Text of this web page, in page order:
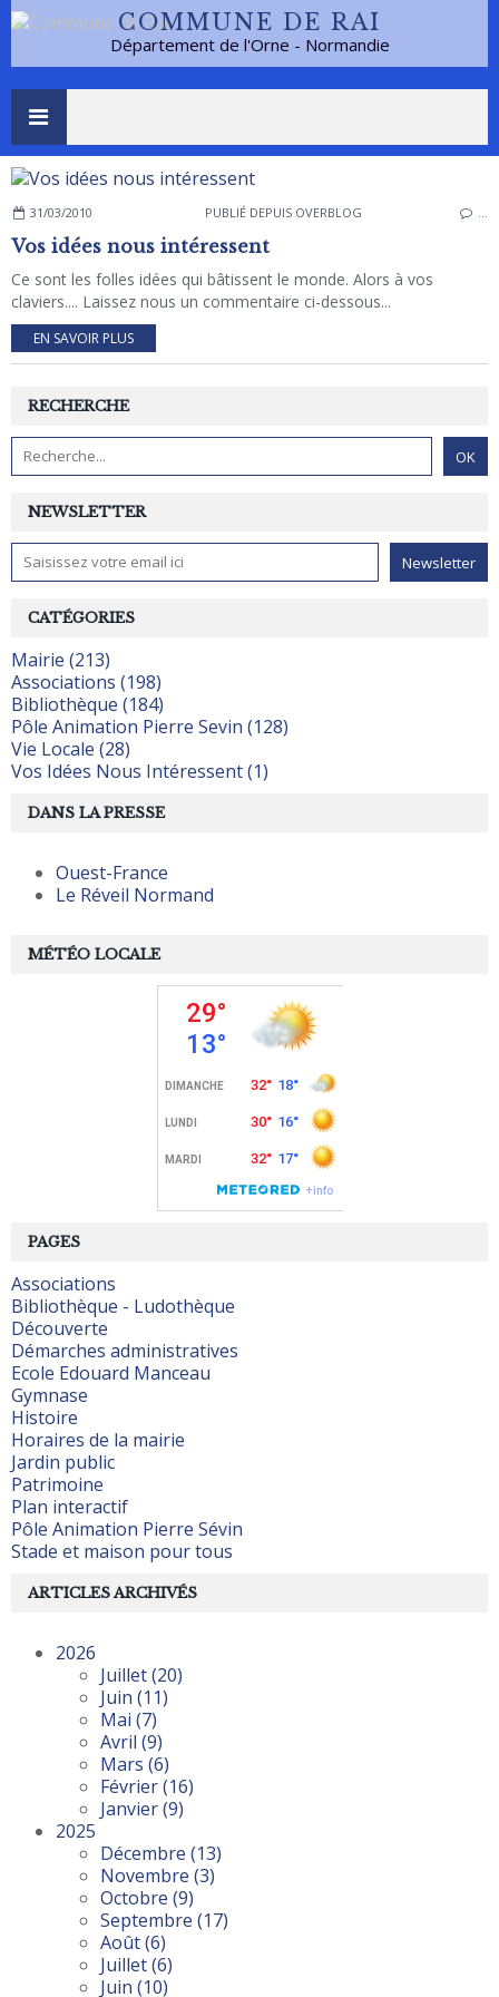
COMMUNE DE RAI
Département de l'Orne - Normandie
31/03/2010 PUBLIÉ DEPUIS OVERBLOG …
Vos idées nous intéressent
Ce sont les folles idées qui bâtissent le monde. Alors à vos
claviers.... Laissez nous un commentaire ci-dessous...
EN SAVOIR PLUS
NEWSLETTER
RECHERCHE
PAGES
Associations
Bibliothèque - Ludothèque
Découverte
Démarches administratives
Ecole Edouard Manceau
Gymnase
Histoire
Horaires de la mairie
Jardin public
Patrimoine
Plan interactif
Pôle Animation Pierre Sévin
Stade et maison pour tous
CATÉGORIES
Mairie (213)
Associations (198)
Bibliothèque (184)
Pôle Animation Pierre Sevin (128)
Vie Locale (28)
Vos Idées Nous Intéressent (1)
MÉTÉO LOCALE
DANS LA PRESSE
Ouest-France
Le Réveil Normand
ARTICLES ARCHIVÉS
2026
Juillet(20)
Juin (11)
Mai (7)
Avril (9)
Mars (6)
Février(16)
Janvier(9)
2025
Décembre (13)
Novembre (3)
Octobre (9)
Septembre (17)
Août(6)
Juillet(6)
Juin (10)